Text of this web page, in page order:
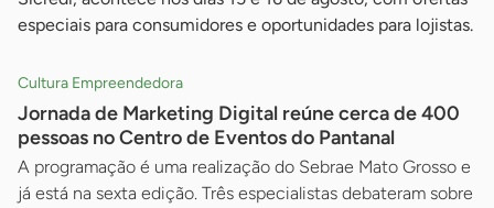
especiais para consumidores e oportunidades para lojistas.
Cultura Empreendedora
Jornada de Marketing Digital reúne cerca de 400
pessoas no Centro de Eventos do Pantanal
A programação é uma realização do Sebrae Mato Grosso e
já está na sexta edição. Três especialistas debateram sobre